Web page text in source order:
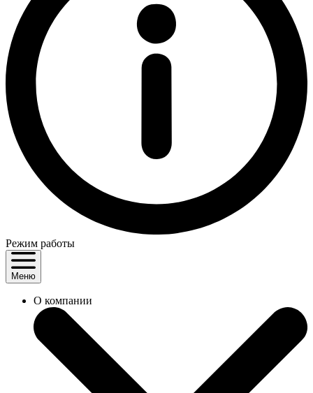
Режим работы
Меню
О компании